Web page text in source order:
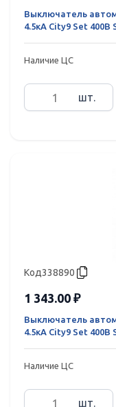
Выключатель
4.5кА City9 Set 400В
Наличие ЦС
шт.
Код338890
1 343.00 ₽
Выключатель
4.5кА City9 Set 400В
Наличие ЦС
шт.